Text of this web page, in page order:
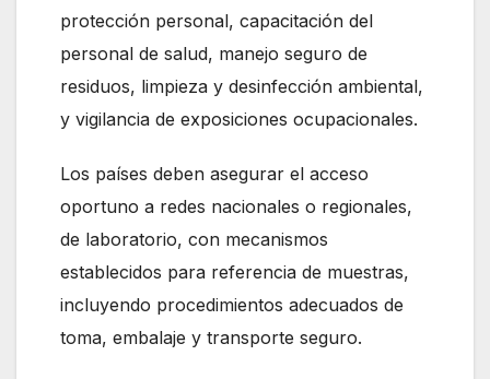
protección personal, capacitación del
personal de salud, manejo seguro de
residuos, limpieza y desinfección ambiental,
y vigilancia de exposiciones ocupacionales.
Los países deben asegurar el acceso
oportuno a redes nacionales o regionales,
de laboratorio, con mecanismos
establecidos para referencia de muestras,
incluyendo procedimientos adecuados de
toma, embalaje y transporte seguro.